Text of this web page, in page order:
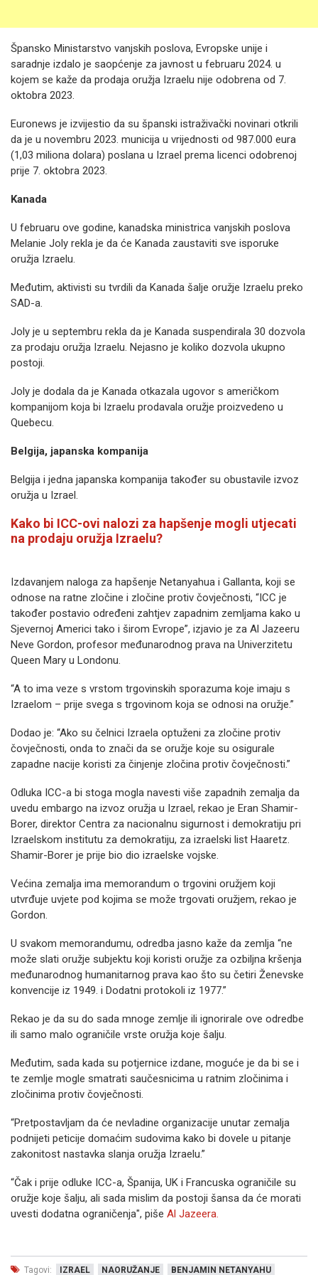
Špansko Ministarstvo vanjskih poslova, Evropske unije i
saradnje izdalo je saopćenje za javnost u februaru 2024. u
kojem se kaže da prodaja oružja Izraelu nije odobrena od 7.
oktobra 2023.
Euronews je izvijestio da su španski istraživački novinari otkrili
da je u novembru 2023. municija u vrijednosti od 987.000 eura
(1,03 miliona dolara) poslana u Izrael prema licenci odobrenoj
prije 7. oktobra 2023.
Kanada
U februaru ove godine, kanadska ministrica vanjskih poslova
Melanie Joly rekla je da će Kanada zaustaviti sve isporuke
oružja Izraelu.
Međutim, aktivisti su tvrdili da Kanada šalje oružje Izraelu preko
SAD-a.
Joly je u septembru rekla da je Kanada suspendirala 30 dozvola
za prodaju oružja Izraelu. Nejasno je koliko dozvola ukupno
postoji.
Joly je dodala da je Kanada otkazala ugovor s američkom
kompanijom koja bi Izraelu prodavala oružje proizvedeno u
Quebecu.
Belgija, japanska kompanija
Belgija i jedna japanska kompanija također su obustavile izvoz
oružja u Izrael.
Kako bi ICC-ovi nalozi za hapšenje mogli utjecati
na prodaju oružja Izraelu?
Izdavanjem naloga za hapšenje Netanyahua i Gallanta, koji se
odnose na ratne zločine i zločine protiv čovječnosti, “ICC je
također postavio određeni zahtjev zapadnim zemljama kako u
Sjevernoj Americi tako i širom Evrope”, izjavio je za Al Jazeeru
Neve Gordon, profesor međunarodnog prava na Univerzitetu
Queen Mary u Londonu.
“A to ima veze s vrstom trgovinskih sporazuma koje imaju s
Izraelom – prije svega s trgovinom koja se odnosi na oružje.”
Dodao je: “Ako su čelnici Izraela optuženi za zločine protiv
čovječnosti, onda to znači da se oružje koje su osigurale
zapadne nacije koristi za činjenje zločina protiv čovječnosti.”
Odluka ICC-a bi stoga mogla navesti više zapadnih zemalja da
uvedu embargo na izvoz oružja u Izrael, rekao je Eran Shamir-
Borer, direktor Centra za nacionalnu sigurnost i demokratiju pri
Izraelskom institutu za demokratiju, za izraelski list Haaretz.
Shamir-Borer je prije bio dio izraelske vojske.
Većina zemalja ima memorandum o trgovini oružjem koji
utvrđuje uvjete pod kojima se može trgovati oružjem, rekao je
Gordon.
U svakom memorandumu, odredba jasno kaže da zemlja “ne
može slati oružje subjektu koji koristi oružje za ozbiljna kršenja
međunarodnog humanitarnog prava kao što su četiri Ženevske
konvencije iz 1949. i Dodatni protokoli iz 1977.”
Rekao je da su do sada mnoge zemlje ili ignorirale ove odredbe
ili samo malo ograničile vrste oružja koje šalju.
Međutim, sada kada su potjernice izdane, moguće je da bi se i
te zemlje mogle smatrati saučesnicima u ratnim zločinima i
zločinima protiv čovječnosti.
“Pretpostavljam da će nevladine organizacije unutar zemalja
podnijeti peticije domaćim sudovima kako bi dovele u pitanje
zakonitost nastavka slanja oružja Izraelu.”
“Čak i prije odluke ICC-a, Španija, UK i Francuska ograničile su
oružje koje šalju, ali sada mislim da postoji šansa da će morati
uvesti dodatna ograničenja", piše Al Jazeera.
Tagovi: IZRAEL NAORUŽANJE BENJAMIN NETANYAHU